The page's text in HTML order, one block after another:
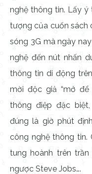
nghệ thông tin. Lấy ý
tượng của cuốn sách
sóng 3G mà ngày
nghệ đến nút nhấn
thông tin di động
mời độc giả “mở để
thông điệp đặc biệt,
đúng là giờ phút
công nghệ thông tin.
tung hoành trên
ngược Steve Jobs….